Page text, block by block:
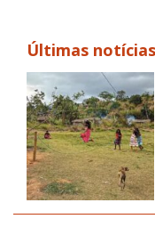
Últimas